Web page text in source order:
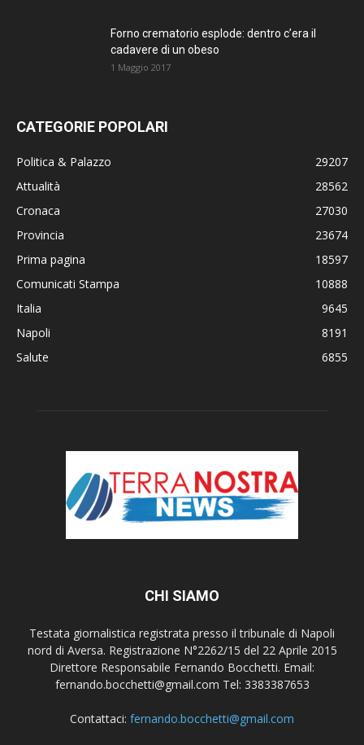
Forno crematorio esplode: dentro c’era il
cadavere di un obeso
1 Maggio 2017
CATEGORIE POPOLARI
Politica & Palazzo
29207
Attualità
28562
Cronaca
27030
Provincia
23674
Prima pagina
18597
Comunicati Stampa
10888
Italia
9645
Napoli
8191
Salute
6855
CHI SIAMO
Testata giornalistica registrata presso il tribunale di Napoli
nord di Aversa. Registrazione N°2262/15 del 22 Aprile 2015
Direttore Responsabile Fernando Bocchetti. Email:
fernando.bocchetti@gmail.com Tel: 3383387653
Contattaci: fernando.bocchetti@gmail.com